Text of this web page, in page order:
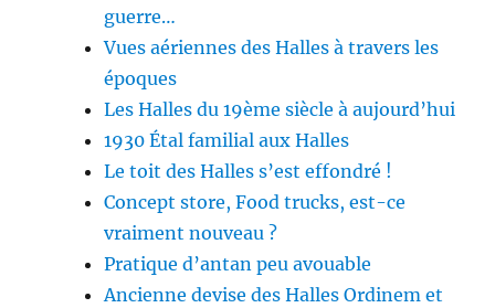
guerre…
Vues aériennes des Halles à travers les
époques
Les Halles du 19ème siècle à aujourd’hui
1930 Étal familial aux Halles
Le toit des Halles s’est effondré !
Concept store, Food trucks, est-ce
vraiment nouveau ?
Pratique d’antan peu avouable
Ancienne devise des Halles Ordinem et